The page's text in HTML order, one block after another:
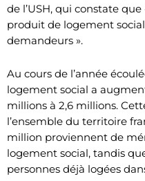
de l’USH, qui constate
produit de logement
demandeurs ».
Au cours de l’année
logement social a
millions à 2,6 millions.
l’ensemble du territoire
million proviennent de
logement social, tandis
personnes déjà logées